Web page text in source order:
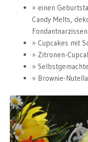
einen
Candy Melts,
Cupcakes mit
Zitronen-
Brownie-